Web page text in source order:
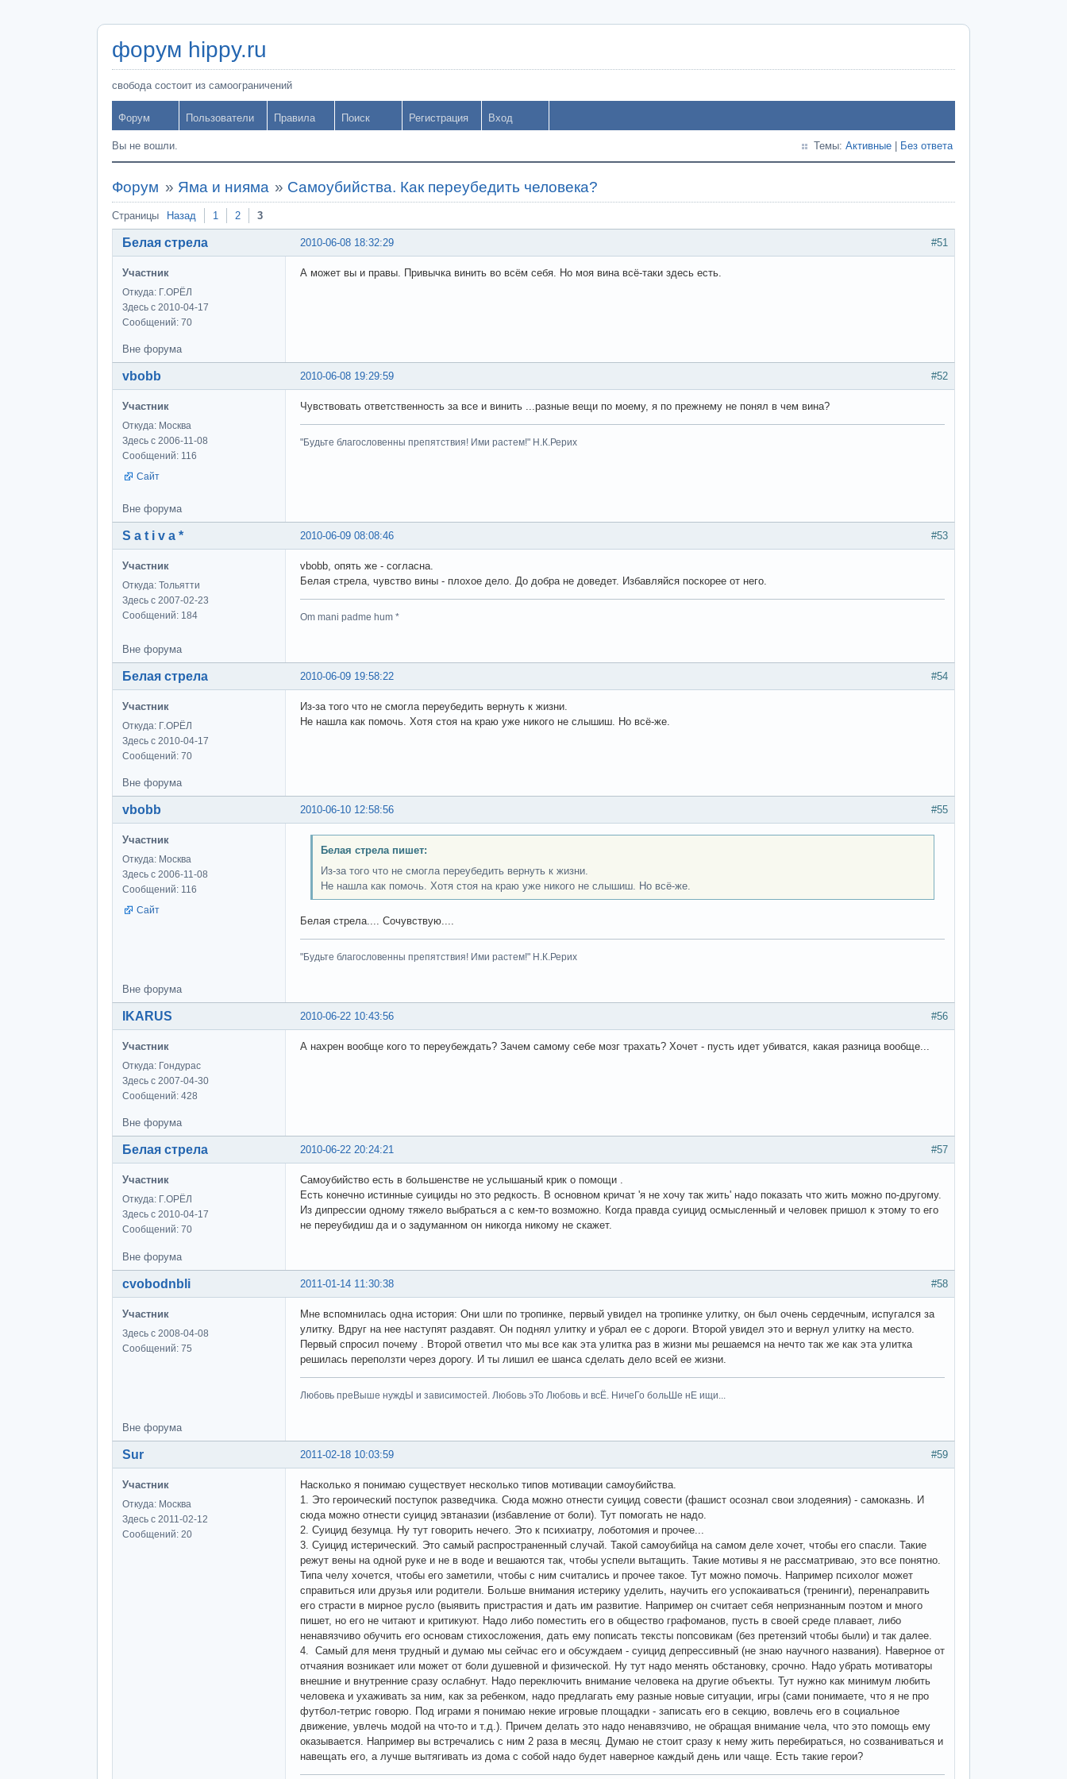
форум hippy.ru
свобода состоит из самоограничений
Форум Пользователи Правила Поиск Регистрация Вход
Вы не вошли. Темы: Активные Без ответа
Форум » Яма и нияма » Самоубийства. Как переубедить человека?
Страницы Назад 1 2 3
#51
2010-06-08 18:32:29
Белая стрела
Участник
Откуда: Г.ОРЁЛ
Здесь с 2010-04-17
Сообщений: 70
А может вы и правы. Привычка винить во всём себя. Но моя вина всё-таки здесь есть.
Вне форума
#52
2010-06-08 19:29:59
vbobb
Участник
Откуда: Москва
Здесь с 2006-11-08
Сообщений: 116
Сайт
Чувствовать ответственность за все и винить ...разные вещи по моему, я по прежнему не понял в чем вина?
"Будьте благословенны препятствия! Ими растем!" Н.К.Рерих
Вне форума
#53
2010-06-09 08:08:46
S a t i v a *
Участник
Откуда: Тольятти
Здесь с 2007-02-23
Сообщений: 184
vbobb, опять же - согласна.
Белая стрела, чувство вины - плохое дело. До добра не доведет. Избавляйся поскорее от него.
Om mani padme hum *
Вне форума
#54
2010-06-09 19:58:22
Белая стрела
Участник
Откуда: Г.ОРЁЛ
Здесь с 2010-04-17
Сообщений: 70
Из-за того что не смогла переубедить вернуть к жизни.
Не нашла как помочь. Хотя стоя на краю уже никого не слышиш. Но всё-же.
Вне форума
#55
2010-06-10 12:58:56
vbobb
Участник
Откуда: Москва
Здесь с 2006-11-08
Сообщений: 116
Сайт
Белая стрела пишет:
Из-за того что не смогла переубедить вернуть к жизни.
Не нашла как помочь. Хотя стоя на краю уже никого не слышиш. Но всё-же.
Белая стрела.... Сочувствую....
"Будьте благословенны препятствия! Ими растем!" Н.К.Рерих
Вне форума
#56
2010-06-22 10:43:56
IKARUS
Участник
Откуда: Гондурас
Здесь с 2007-04-30
Сообщений: 428
А нахрен вообще кого то переубеждать? Зачем самому себе мозг трахать? Хочет - пусть идет убиватся, какая разница вообще...
Вне форума
#57
2010-06-22 20:24:21
Белая стрела
Участник
Откуда: Г.ОРЁЛ
Здесь с 2010-04-17
Сообщений: 70
Самоубийство есть в большенстве не услышаный крик о помощи .
Есть конечно истинные суициды но это редкость. В основном кричат 'я не хочу так жить' надо показать что жить можно по-другому.
Из дипрессии одному тяжело выбраться а с кем-то возможно. Когда правда суицид осмысленный и человек пришол к этому то его
не переубидиш да и о задуманном он никогда никому не скажет.
Вне форума
#58
2011-01-14 11:30:38
cvobodnbli
Участник
Здесь с 2008-04-08
Сообщений: 75
Мне вспомнилась одна история: Они шли по тропинке, первый увидел на тропинке улитку, он был очень сердечным, испугался за
улитку. Вдруг на нее наступят раздавят. Он поднял улитку и убрал ее с дороги. Второй увидел это и вернул улитку на место.
Первый спросил почему . Второй ответил что мы все как эта улитка раз в жизни мы решаемся на нечто так же как эта улитка
решилась переползти через дорогу. И ты лишил ее шанса сделать дело всей ее жизни.
Любовь преВыше нуждЫ и зависимостей. Любовь эТо Любовь и всЁ. НичеГо больШе нЕ ищи...
Вне форума
#59
2011-02-18 10:03:59
Sur
Участник
Откуда: Москва
Здесь с 2011-02-12
Сообщений: 20
Насколько я понимаю существует несколько типов мотивации самоубийства.
1. Это героический поступок разведчика. Сюда можно отнести суицид совести (фашист осознал свои злодеяния) - самоказнь. И
сюда можно отнести суицид эвтаназии (избавление от боли). Тут помогать не надо.
2. Суицид безумца. Ну тут говорить нечего. Это к психиатру, лоботомия и прочее...
3. Суицид истерический. Это самый распространенный случай. Такой самоубийца на самом деле хочет, чтобы его спасли. Такие
режут вены на одной руке и не в воде и вешаются так, чтобы успели вытащить. Такие мотивы я не рассматриваю, это все понятно.
Типа челу хочется, чтобы его заметили, чтобы с ним считались и прочее такое. Тут можно помочь. Например психолог может
справиться или друзья или родители. Больше внимания истерику уделить, научить его успокаиваться (тренинги), перенаправить
его страсти в мирное русло (выявить пристрастия и дать им развитие. Например он считает себя непризнанным поэтом и много
пишет, но его не читают и критикуют. Надо либо поместить его в общество графоманов, пусть в своей среде плавает, либо
ненавязчиво обучить его основам стихосложения, дать ему пописать тексты попсовикам (без претензий чтобы были) и так далее.
4. Самый для меня трудный и думаю мы сейчас его и обсуждаем - суицид депрессивный (не знаю научного названия). Наверное от
отчаяния возникает или может от боли душевной и физической. Ну тут надо менять обстановку, срочно. Надо убрать мотиваторы
внешние и внутренние сразу ослабнут. Надо переключить внимание человека на другие объекты. Тут нужно как минимум любить
человека и ухаживать за ним, как за ребенком, надо предлагать ему разные новые ситуации, игры (сами понимаете, что я не про
футбол-тетрис говорю. Под играми я понимаю некие игровые площадки - записать его в секцию, вовлечь его в социальное
движение, увлечь модой на что-то и т.д.). Причем делать это надо ненавязчиво, не обращая внимание чела, что это помощь ему
оказывается. Например вы встречались с ним 2 раза в месяц. Думаю не стоит сразу к нему жить перебираться, но созваниваться и
навещать его, а лучше вытягивать из дома с собой надо будет наверное каждый день или чаще. Есть такие герои?